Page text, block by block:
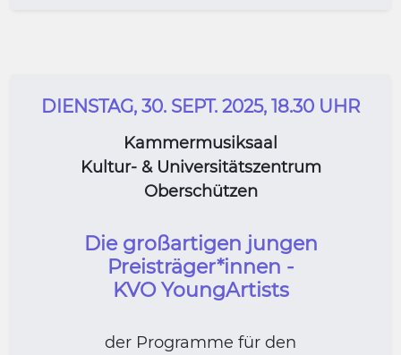
DIENSTAG, 30. SEPT. 2025, 18.30 UHR
Kammermusiksaal
Kultur- & Universitätszentrum
Oberschützen
Die großartigen jungen
Preisträger*innen -
KVO YoungArtists
der Programme für den